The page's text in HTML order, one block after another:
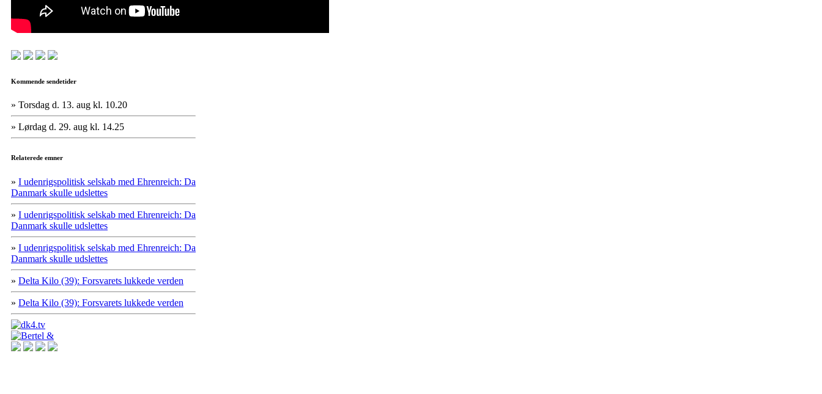
Kommende sendetider
» Torsdag d. 13. aug kl. 10.20
» Lørdag d. 29. aug kl. 14.25
Relaterede emner
» I udenrigspolitisk selskab med Ehrenreich: Da
Danmark skulle udslettes
» I udenrigspolitisk selskab med Ehrenreich: Da
Danmark skulle udslettes
» I udenrigspolitisk selskab med Ehrenreich: Da
Danmark skulle udslettes
» Delta Kilo (39): Forsvarets lukkede verden
» Delta Kilo (39): Forsvarets lukkede verden